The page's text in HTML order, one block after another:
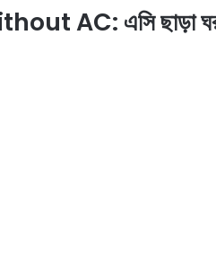
AC: এসি ছাড়া ঘর